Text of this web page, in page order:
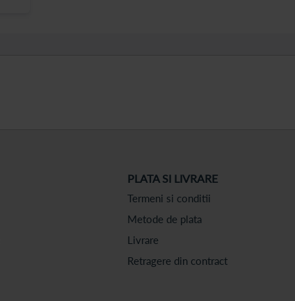
PLATA SI LIVRARE
Termeni si conditii
Metode de plata
Livrare
Retragere din contract